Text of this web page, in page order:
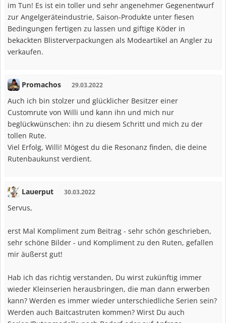
im Tun! Es ist ein toller und sehr angenehmer Gegenentwurf
zur Angelgeräteindustrie, Saison-Produkte unter fiesen
Bedingungen fertigen zu lassen und giftige Köder in
bekackten Blisterverpackungen als Modeartikel an Angler zu
verkaufen.
Promachos 29.03.2022
Auch ich bin stolzer und glücklicher Besitzer einer
Customrute von Willi und kann ihn und mich nur
beglückwünschen: ihn zu diesem Schritt und mich zu der
tollen Rute.
Viel Erfolg, Willi! Mögest du die Resonanz finden, die deine
Rutenbaukunst verdient.
Lauerput 30.03.2022
Servus,
erst Mal Kompliment zum Beitrag - sehr schön geschrieben,
sehr schöne Bilder - und Kompliment zu den Ruten, gefallen
mir äußerst gut!
Hab ich das richtig verstanden, Du wirst zukünftig immer
wieder Kleinserien herausbringen, die man dann erwerben
kann? Werden es immer wieder unterschiedliche Serien sein?
Werden auch Baitcastruten kommen? Wirst Du auch